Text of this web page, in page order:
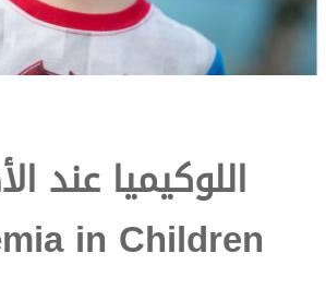
اللوكيميا عند
in Children